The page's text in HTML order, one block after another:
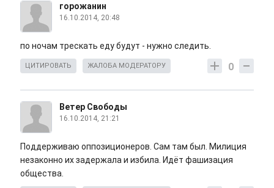
горожанин
16.10.2014, 20:48
по ночам трескать еду будут - нужно следить.
0
ЦИТИРОВАТЬ ЖАЛОБА МОДЕРАТОРУ
Ветер Свободы
16.10.2014, 21:21
Поддерживаю оппозиционеров. Сам там был. Милиция
незаконно их задержала и избила. Идёт фашизация
общества.